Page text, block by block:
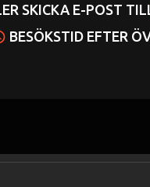
SKICKA E-POST TILL
BESÖKSTID EFTER